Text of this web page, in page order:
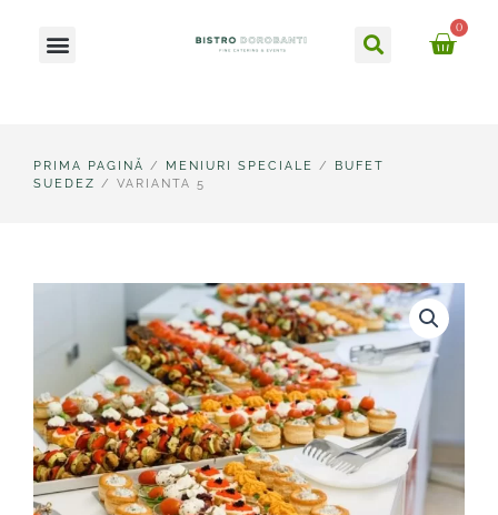
content
Meniu Caută
0
PRIMA PAGINĂ / MENIURI SPECIALE / BUFET
SUEDEZ / VARIANTA 5